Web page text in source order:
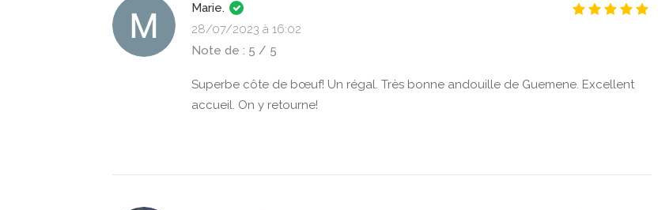
Marie.
28/07/2023 à 16:02
Note de : 5 / 5
Superbe côte de bœuf! Un régal. Très bonne andouille de Guemene. Excellent
accueil. On y retourne!